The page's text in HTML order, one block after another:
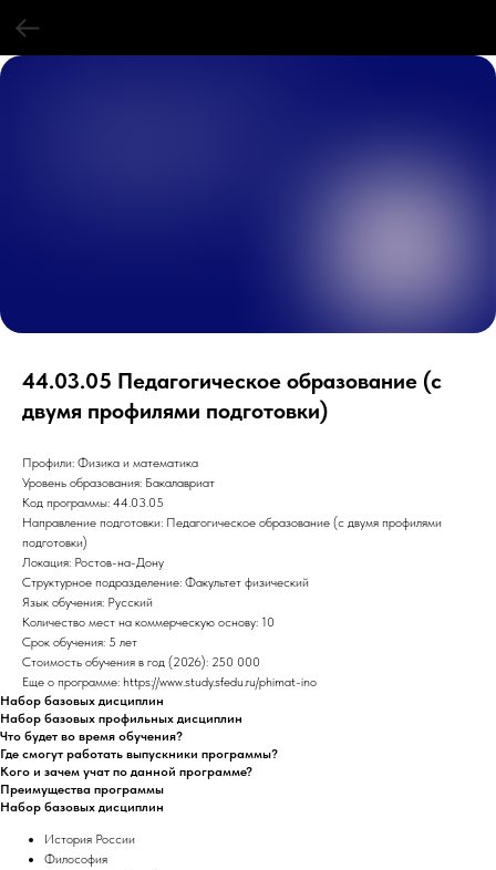
44.03.05 Педагогическое образование (с
двумя профилями подготовки)
Профили: Физика и математика
Уровень образования: Бакалавриат
Код программы: 44.03.05
Направление подготовки: Педагогическое образование (с двумя профилями
подготовки)
Локация: Ростов-на-Дону
Структурное подразделение: Факультет физический
Язык обучения: Русский
Количество мест на коммерческую основу: 10
Срок обучения: 5 лет
Стоимость обучения в год (2026): 250 000
Еще о программе: https://www.study.sfedu.ru/phimat-ino
Набор базовых дисциплин
Набор базовых профильных дисциплин
Что будет во время обучения?
Где смогут работать выпускники программы?
Кого и зачем учат по данной программе?
Преимущества программы
Набор базовых дисциплин
История России
Философия